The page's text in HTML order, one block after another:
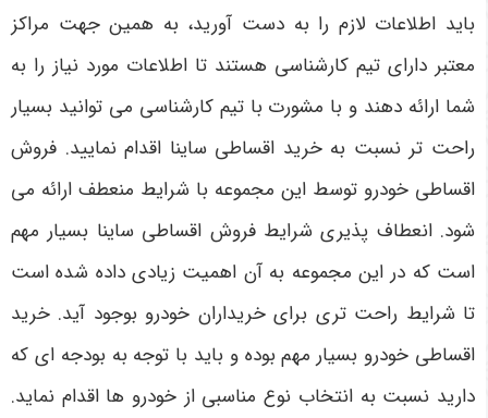
باید اطلاعات لازم را به دست آورید، به همین جهت مراکز
معتبر دارای تیم کارشناسی هستند تا اطلاعات مورد نیاز را به
شما ارائه دهند و با مشورت با تیم کارشناسی می توانید بسیار
راحت تر نسبت به خرید اقساطی ساینا اقدام نمایید. فروش
اقساطی خودرو توسط این مجموعه با شرایط منعطف ارائه می
شود. انعطاف پذیری شرایط فروش اقساطی ساینا بسیار مهم
است که در این مجموعه به آن اهمیت زیادی داده شده است
تا شرایط راحت تری برای خریداران خودرو بوجود آید. خرید
اقساطی خودرو بسیار مهم بوده و باید با توجه به بودجه ای که
دارید نسبت به انتخاب نوع مناسبی از خودرو ها اقدام نماید.